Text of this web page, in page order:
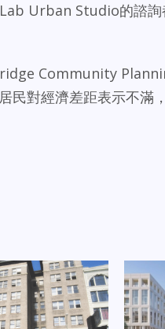
Urban Studio的諮詢
Community
民對經濟差距表示不滿